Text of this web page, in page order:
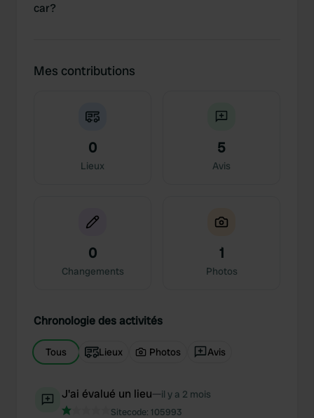
car?
Mes contributions
0
Lieux
5
Avis
0
Changements
1
Photos
Chronologie des activités
Tous Lieux Photos Avis
J'ai évalué un lieu—il y a 2 mois
Sitecode: 105993